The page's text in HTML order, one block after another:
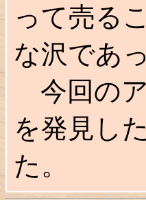
って売る
な沢であ
今回の
を発見し
た。